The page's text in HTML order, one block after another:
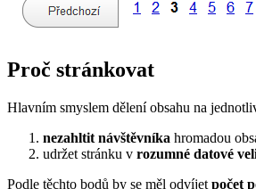
Proč stránkovat
Hlavním smyslem dělení obsahu na
nezahltit návštěvníka hromadou
udržet stránku v rozumné datové
Podle těchto bodů by se měl odvíjet počet